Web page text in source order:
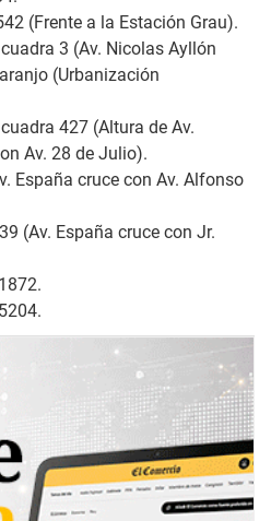
(Frente a la Estación Grau).
3 (Av. Nicolas Ayllón
(Urbanización
427 (Altura de Av.
Av. 28 de Julio).
España cruce con Av. Alfonso
(Av. España cruce con Jr.